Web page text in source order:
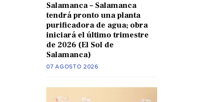
Salamanca – Salamanca
tendrá pronto una planta
purificadora de agua; obra
iniciará el último trimestre
de 2026 (El Sol de
Salamanca)
07 AGOSTO 2026